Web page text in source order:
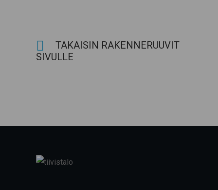
TAKAISIN RAKENNERUUVIT
SIVULLE